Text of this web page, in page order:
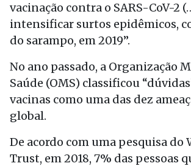
vacinação contra o SARS-CoV-2
intensificar surtos epidêmicos,
do sarampo, em 2019”.
No ano passado, a Organização
Saúde (OMS) classificou
vacinas como uma das dez
global.
De acordo com uma pesquisa do
Trust, em 2018, 7% das pessoas